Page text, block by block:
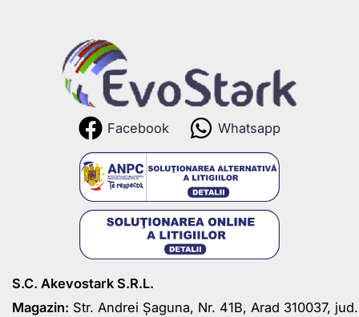
Facebook Whatsapp
S.C. Akevostark S.R.L.
Magazin: Str. Andrei Șaguna, Nr. 41B, Arad 310037, jud.